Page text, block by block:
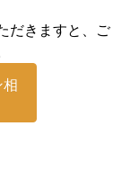
だきますと、ご
相